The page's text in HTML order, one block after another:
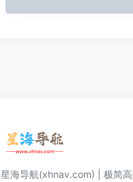
星海导航(xhnav.com) | 极简